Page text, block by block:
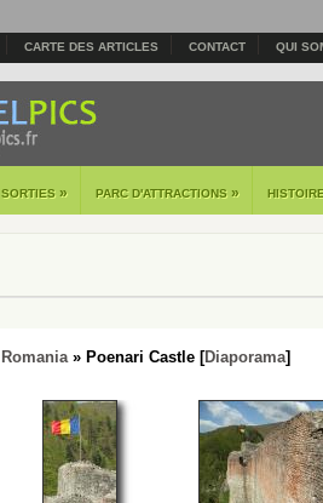
CARTE DES ARTICLES CONTACT QUI
SORTIES » PARC D'ATTRACTIONS »
Romania» Poenari Castle [Diaporama]